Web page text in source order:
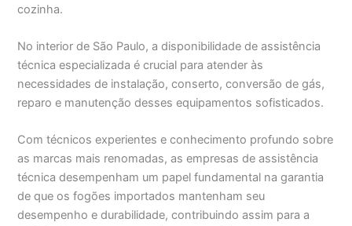
cozinha.
No interior de São Paulo, a disponibilidade de assistência
técnica especializada é crucial para atender às
necessidades de instalação, conserto, conversão de gás,
reparo e manutenção desses equipamentos sofisticados.
Com técnicos experientes e conhecimento profundo sobre
as marcas mais renomadas, as empresas de assistência
técnica desempenham um papel fundamental na garantia
de que os fogões importados mantenham seu
desempenho e durabilidade, contribuindo assim para a